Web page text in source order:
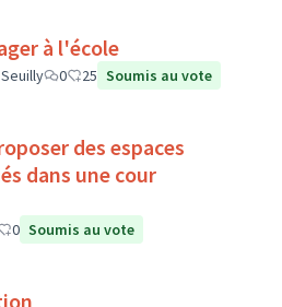
à l'école
0 25 Soumis au vote
des espaces
dans une cour
0 Soumis au vote